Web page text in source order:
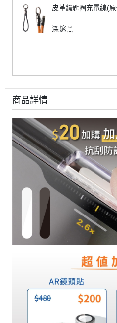
皮革鑰匙圈充電線(原
深邃黑
商品詳情